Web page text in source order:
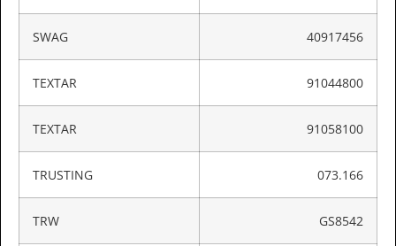
SWAG 40917456
TEXTAR 91044800
TEXTAR 91058100
TRUSTING 073.166
TRW GS8542